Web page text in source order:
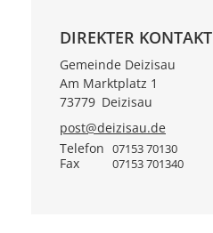
DIREKTER KONTAKT
Gemeinde Deizisau
Am Marktplatz 1
73779 Deizisau
post@deizisau.de
Telefon 07153 70130
Fax 07153 701340